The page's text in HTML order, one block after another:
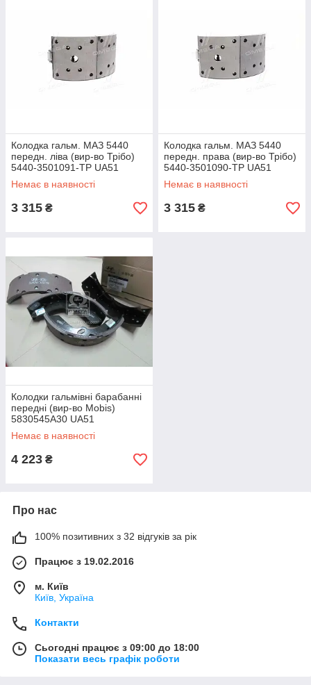
Колодка гальм. МАЗ 5440
передн. ліва (вир-во Трібо)
5440-3501091-ТР UA51
Немає в наявності
3 315 ₴
Колодка гальм. МАЗ 5440
передн. права (вир-во Трібо)
5440-3501090-ТР UA51
Немає в наявності
3 315 ₴
Колодки гальмівні барабанні
передні (вир-во Mobis)
5830545A30 UA51
Немає в наявності
4 223 ₴
Про нас
100% позитивних з 32 відгуків за рік
Працює з 19.02.2016
м. Київ
Київ, Україна
Контакти
Сьогодні працює з 09:00 до 18:00
Показати весь графік роботи